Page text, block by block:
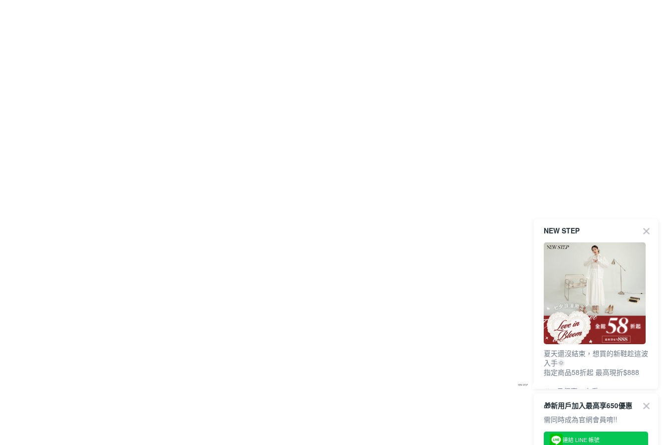
NEW STEP
夏天還沒結束，想買的新鞋趁這波
入手🌞
指定商品58折起 最高現折$888
🎉 8月優惠一次看
①LINE購物最高10%回饋
②每周限定品現折200
③指定商品58折起 最高現折$888
上班鞋、休閒鞋、涼鞋一次逛齊
🎁新用戶加入最高享650優惠
需同時成為官網會員唷!!
連結 LINE 帳號